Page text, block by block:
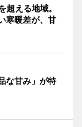
える地域。
寒暖差が、甘
な甘み」が特